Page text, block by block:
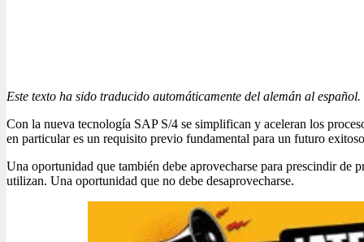
Este texto ha sido traducido automáticamente del alemán al español.
Con la nueva tecnología SAP S/4 se simplifican y aceleran los
en particular es un requisito previo fundamental para un futuro
Una oportunidad que también debe aprovecharse para prescindir de
utilizan. Una oportunidad que no debe desaprovecharse.